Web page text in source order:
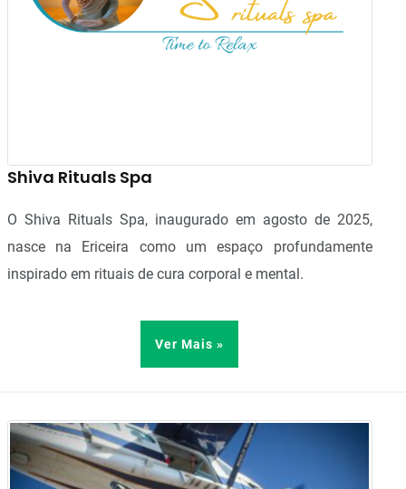
Shiva Rituals Spa
O Shiva Rituals Spa, inaugurado em agosto de 2025,
nasce na Ericeira como um espaço profundamente
inspirado em rituais de cura corporal e mental.
Ver Mais »